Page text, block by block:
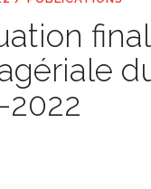
2022